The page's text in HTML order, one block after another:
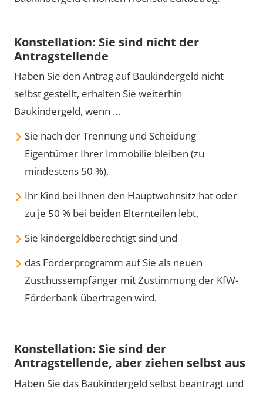
Konstellation: Sie sind nicht der
Antragstellende
Haben Sie den Antrag auf Baukindergeld nicht
selbst gestellt, erhalten Sie weiterhin
Baukindergeld, wenn …
Sie nach der Trennung und Scheidung
Eigentümer Ihrer Immobilie bleiben (zu
mindestens 50 %),
Ihr Kind bei Ihnen den Hauptwohnsitz hat oder
zu je 50 % bei beiden Elternteilen lebt,
Sie kindergeldberechtigt sind und
das Förderprogramm auf Sie als neuen
Zuschussempfänger mit Zustimmung der KfW-
Förderbank übertragen wird.
Konstellation: Sie sind der
Antragstellende, aber ziehen selbst aus
Haben Sie das Baukindergeld selbst beantragt und